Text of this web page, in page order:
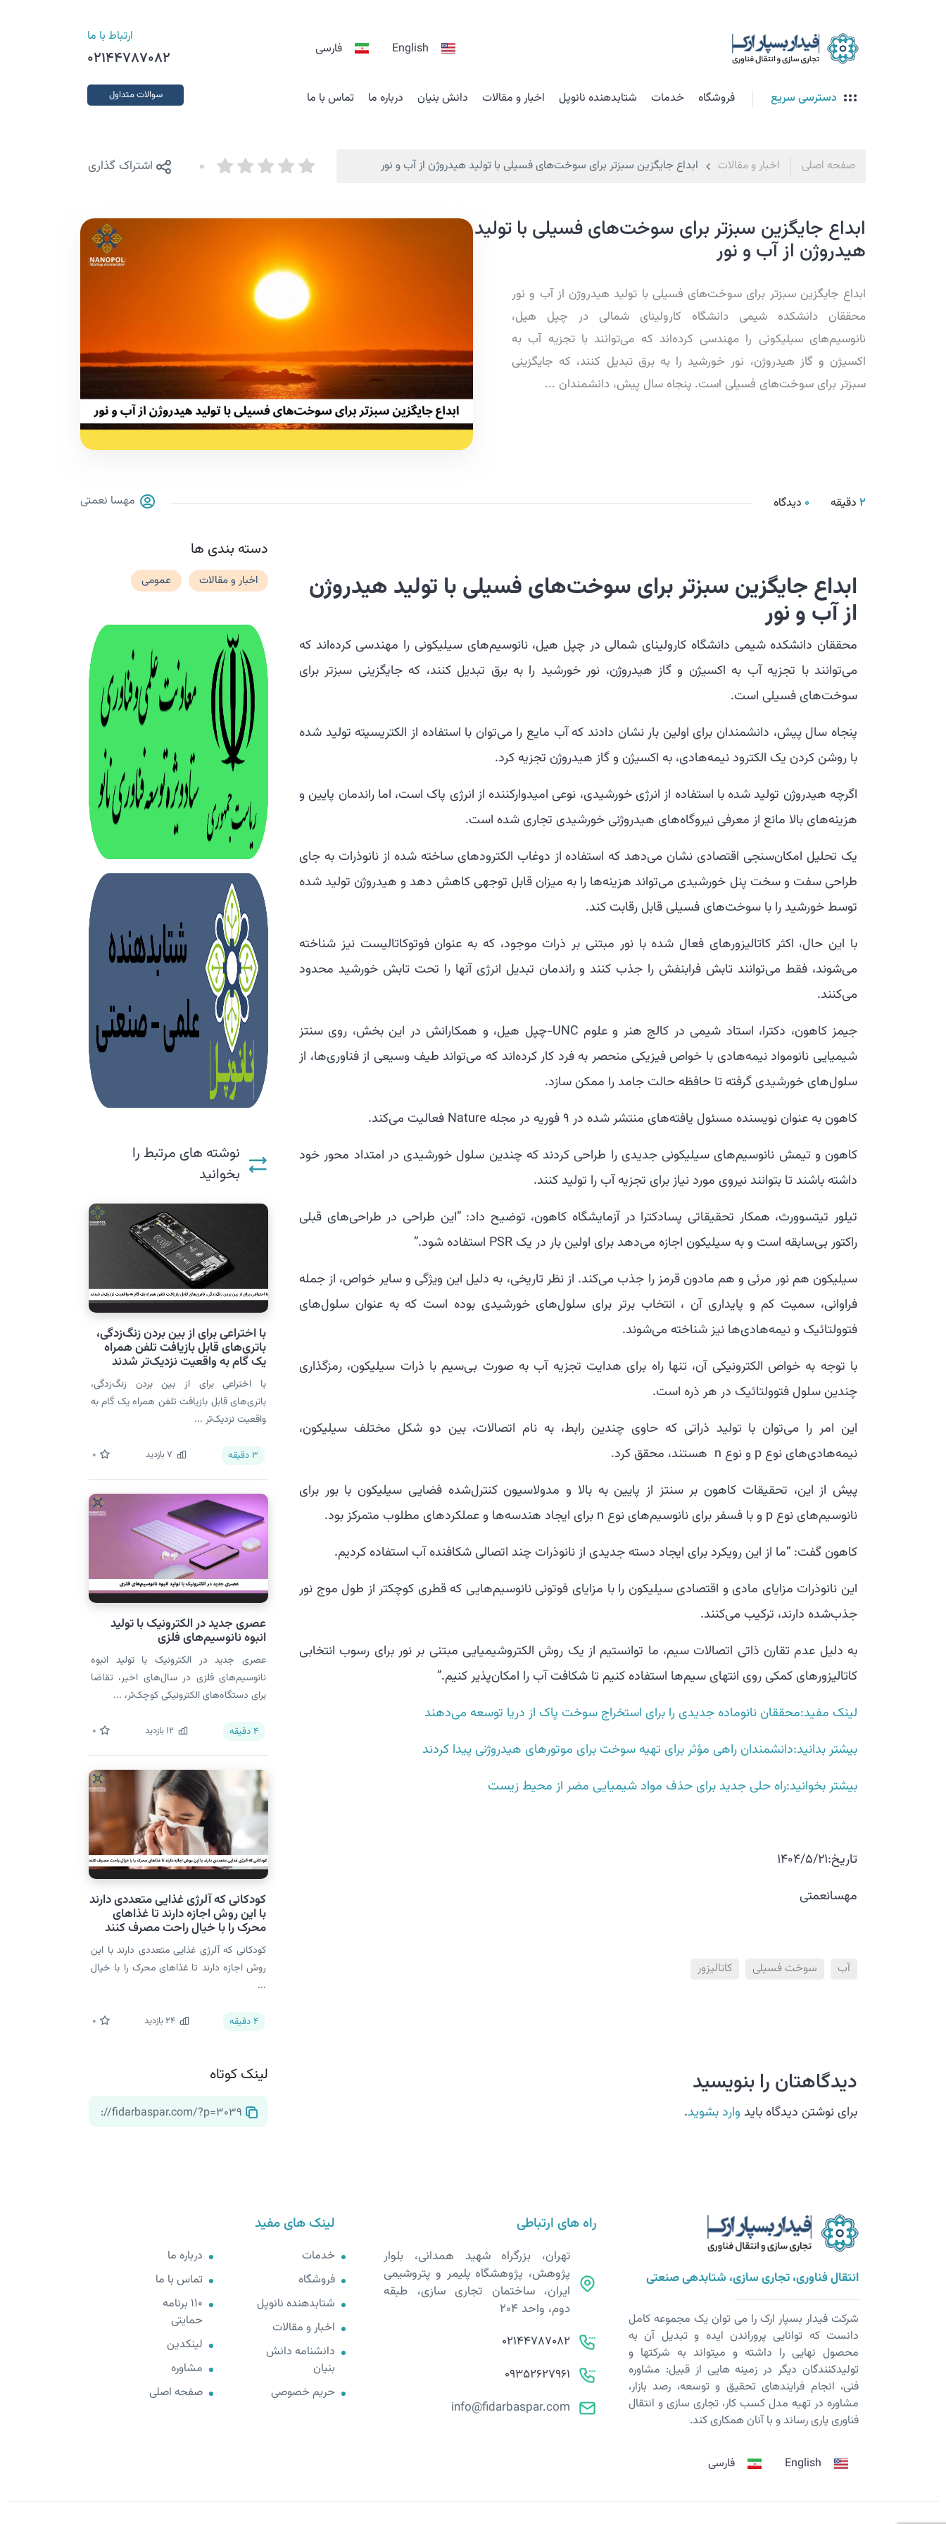
English فارسی
ارتباط با ما
02144787082
دسترسی سریع فروشگاه خدمات شتابدهنده نانوپل اخبار و مقالات دانش بنیان درباره ما تماس با ما سوالات متداول
صفحه اصلی اخبار و مقالات ابداع جایگزین سبزتر برای سوخت‌های فسیلی با تولید هیدروژن از آب و نور 0 اشتراک گذاری
ابداع جایگزین سبزتر برای سوخت‌های فسیلی با تولید
هیدروژن از آب و نور
ابداع جایگزین سبزتر برای سوخت‌های فسیلی با تولید هیدروژن از آب و نور
محققان دانشکده شیمی دانشگاه کارولینای شمالی در چپل هیل،
نانوسیم‌های سیلیکونی را مهندسی کرده‌اند که می‌توانند با تجزیه آب به
اکسیژن و گاز هیدروژن، نور خورشید را به برق تبدیل کنند، که جایگزینی
سبزتر برای سوخت‌های فسیلی است. پنجاه سال پیش، دانشمندان ...
2 دقیقه 0 دیدگاه مهسا نعمتی
ابداع جایگزین سبزتر برای سوخت‌های فسیلی با تولید هیدروژن
از آب و نور
محققان دانشکده شیمی دانشگاه کارولینای شمالی در چپل هیل، نانوسیم‌های سیلیکونی را مهندسی کرده‌اند که
می‌توانند با تجزیه آب به اکسیژن و گاز هیدروژن، نور خورشید را به برق تبدیل کنند، که جایگزینی سبزتر برای
سوخت‌های فسیلی است.
پنجاه سال پیش، دانشمندان برای اولین بار نشان دادند که آب مایع را می‌توان با استفاده از الکتریسیته تولید شده
با روشن کردن یک الکترود نیمه‌هادی، به اکسیژن و گاز هیدروژن تجزیه کرد.
اگرچه هیدروژن تولید شده با استفاده از انرژی خورشیدی، نوعی امیدوارکننده از انرژی پاک است، اما راندمان پایین و
هزینه‌های بالا مانع از معرفی نیروگاه‌های هیدروژنی خورشیدی تجاری شده است.
یک تحلیل امکان‌سنجی اقتصادی نشان می‌دهد که استفاده از دوغاب الکترودهای ساخته شده از نانوذرات به جای
طراحی سفت و سخت پنل خورشیدی می‌تواند هزینه‌ها را به میزان قابل توجهی کاهش دهد و هیدروژن تولید شده
توسط خورشید را با سوخت‌های فسیلی قابل رقابت کند.
با این حال، اکثر کاتالیزورهای فعال شده با نور مبتنی بر ذرات موجود، که به عنوان فوتوکاتالیست نیز شناخته
می‌شوند، فقط می‌توانند تابش فرابنفش را جذب کنند و راندمان تبدیل انرژی آنها را تحت تابش خورشید محدود
می‌کنند.
جیمز کاهون، دکترا، استاد شیمی در کالج هنر و علوم UNC-چپل هیل، و همکارانش در این بخش، روی سنتز
شیمیایی نانومواد نیمه‌هادی با خواص فیزیکی منحصر به فرد کار کرده‌اند که می‌تواند طیف وسیعی از فناوری‌ها، از
سلول‌های خورشیدی گرفته تا حافظه حالت جامد را ممکن سازد.
کاهون به عنوان نویسنده مسئول یافته‌های منتشر شده در 9 فوریه در مجله Nature فعالیت می‌کند.
کاهون و تیمش نانوسیم‌های سیلیکونی جدیدی را طراحی کردند که چندین سلول خورشیدی در امتداد محور خود
داشته باشند تا بتوانند نیروی مورد نیاز برای تجزیه آب را تولید کنند.
تیلور تیتسوورث، همکار تحقیقاتی پسادکترا در آزمایشگاه کاهون، توضیح داد: “این طراحی در طراحی‌های قبلی
راکتور بی‌سابقه است و به سیلیکون اجازه می‌دهد برای اولین بار در یک PSR استفاده شود.”
سیلیکون هم نور مرئی و هم مادون قرمز را جذب می‌کند. از نظر تاریخی، به دلیل این ویژگی و سایر خواص، از جمله
فراوانی، سمیت کم و پایداری آن ، انتخاب برتر برای سلول‌های خورشیدی بوده است که به عنوان سلول‌های
فتوولتائیک و نیمه‌هادی‌ها نیز شناخته می‌شوند.
با توجه به خواص الکترونیکی آن، تنها راه برای هدایت تجزیه آب به صورت بی‌سیم با ذرات سیلیکون، رمزگذاری
چندین سلول فتوولتائیک در هر ذره است.
این امر را می‌توان با تولید ذراتی که حاوی چندین رابط، به نام اتصالات، بین دو شکل مختلف سیلیکون،
نیمه‌هادی‌های نوع p و نوع n هستند، محقق کرد.
پیش از این، تحقیقات کاهون بر سنتز از پایین به بالا و مدولاسیون کنترل‌شده فضایی سیلیکون با بور برای
نانوسیم‌های نوع p و با فسفر برای نانوسیم‌های نوع n برای ایجاد هندسه‌ها و عملکردهای مطلوب متمرکز بود.
کاهون گفت: “ما از این رویکرد برای ایجاد دسته جدیدی از نانوذرات چند اتصالی شکافنده آب استفاده کردیم.
این نانوذرات مزایای مادی و اقتصادی سیلیکون را با مزایای فوتونی نانوسیم‌هایی که قطری کوچکتر از طول موج نور
جذب‌شده دارند، ترکیب می‌کنند.
به دلیل عدم تقارن ذاتی اتصالات سیم، ما توانستیم از یک روش الکتروشیمیایی مبتنی بر نور برای رسوب انتخابی
کاتالیزورهای کمکی روی انتهای سیم‌ها استفاده کنیم تا شکافت آب را امکان‌پذیر کنیم.”
لینک مفید:محققان نانوماده جدیدی را برای استخراج سوخت پاک از دریا توسعه می‌دهند
بیشتر بدانید:دانشمندان راهی مؤثر برای تهیه سوخت برای موتورهای هیدروژنی پیدا کردند
بیشتر بخوانید:راه حلی جدید برای حذف مواد شیمیایی مضر از محیط زیست
تاریخ:1404/5/21
مهسانعمتی
آب سوخت فسیلی کاتالیزور
دیدگاهتان را بنویسید
برای نوشتن دیدگاه باید وارد بشوید.
دسته بندی ها
اخبار و مقالات عمومی
نوشته های مرتبط را
بخوانید
با اختراعی برای از بین بردن زنگ‌زدگی،
باتری‌های قابل بازیافت تلفن همراه
یک گام به واقعیت نزدیک‌تر شدند
با اختراعی برای از بین بردن زنگ‌زدگی،
باتری‌های قابل بازیافت تلفن همراه یک گام به
واقعیت نزدیک‌تر ...
3 دقیقه 7بازدید 0
عصری جدید در الکترونیک با تولید
انبوه نانوسیم‌های فلزی
عصری جدید در الکترونیک با تولید انبوه
نانوسیم‌های فلزی در سال‌های اخیر، تقاضا
برای دستگاه‌های الکترونیکی کوچک‌تر، ...
4 دقیقه 12 بازدید 0
کودکانی که آلرژی غذایی متعددی دارند
با این روش اجازه دارند تا غذاهای
محرک را با خیال راحت مصرف کنند
کودکانی که آلرژی غذایی متعددی دارند با این
روش اجازه دارند تا غذاهای محرک را با خیال
...
4 دقیقه 24 بازدید 0
لینک کوتاه
انتقال فناوری، تجاری سازی، شتابدهی صنعتی
شرکت فیدار بسپار ارک را می توان یک مجموعه کامل
دانست که توانایی پروراندن ایده و تبدیل آن به
محصول نهایی را داشته و می­تواند به شرکت­ها و
تولیدکنندگان دیگر در زمینه هایی از قبیل: مشاوره
فنی، انجام فرایندهای تحقیق و توسعه، رصد بازار،
مشاوره در تهیه مدل کسب کار، تجاری سازی و انتقال
فناوری یاری رساند و با آنان همکاری کند.
English فارسی
راه های ارتباطی
تهران، بزرگراه شهید همدانی، بلوار
پژوهش، پژوهشگاه پلیمر و پتروشیمی
ایران، ساختمان تجاری سازی، طبقه
دوم، واحد 204
02144787082
09352627961
info@fidarbaspar.com
لینک های مفید
خدمات
فروشگاه
شتابدهنده نانوپل
اخبار و مقالات
دانشنامه دانش
بنیان
حریم خصوصی
درباره ما
تماس با ما
110 برنامه
حمایتی
لینکدین
مشاوره
صفحه اصلی